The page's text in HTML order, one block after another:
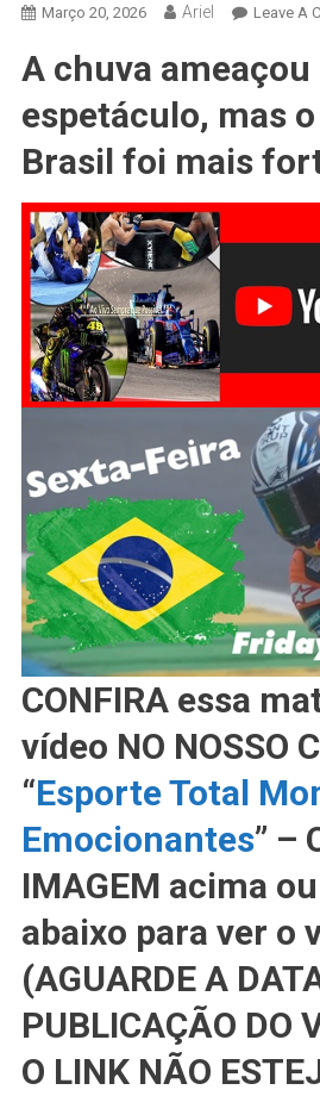
Março 20, 2026 Ariel Leave A
A chuva
espetáculo, mas o
Brasil foi mais
CONFIRA essa
vídeo NO NOSSO
“Esporte Total
Emocionantes” –
IMAGEM acima
abaixo para ver o
(AGUARDE A
PUBLICAÇÃO DO
O LINK NÃO